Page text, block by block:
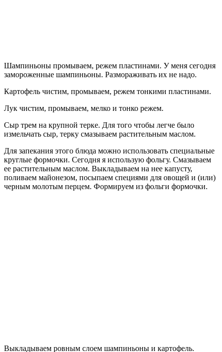
Шампиньоны промываем, режем пластинами. У меня сегодня
замороженные шампиньоны. Размораживать их не надо.
Картофель чистим, промываем, режем тонкими пластинами.
Лук чистим, промываем, мелко и тонко режем.
Сыр трем на крупной терке. Для того чтобы легче было
измельчать сыр, терку смазываем растительным маслом.
Для запекания этого блюда можно использовать специальные
круглые формочки. Сегодня я использую фольгу. Смазываем
ее растительным маслом. Выкладываем на нее капусту,
поливаем майонезом, посыпаем специями для овощей и (или)
черным молотым перцем. Формируем из фольги формочки.
Выкладываем ровным слоем шампиньоны и картофель.